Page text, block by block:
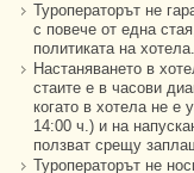
Туроператорът не
с повече от една
политиката на хотела.
Настаняването в
стаите е в часови
когато в хотела не е
14:00 ч.) и на
ползват срещу
Туроператорът не